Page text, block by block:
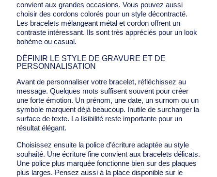
convient aux grandes occasions. Vous pouvez aussi
choisir des cordons colorés pour un style décontracté.
Les bracelets mélangeant métal et cordon offrent un
contraste intéressant. Ils sont très appréciés pour un look
bohème ou casual.
DÉFINIR LE STYLE DE GRAVURE ET DE
PERSONNALISATION
Avant de personnaliser votre bracelet, réfléchissez au
message. Quelques mots suffisent souvent pour créer
une forte émotion. Un prénom, une date, un surnom ou un
symbole marquent déjà beaucoup. Inutile de surcharger la
surface de texte. La lisibilité reste importante pour un
résultat élégant.
Choisissez ensuite la police d’écriture adaptée au style
souhaité. Une écriture fine convient aux bracelets délicats.
Une police plus marquée fonctionne bien sur des plaques
plus larges. Pensez aussi à la place disponible sur le